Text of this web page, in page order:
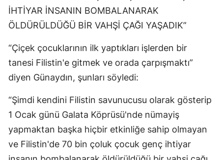
İHTİYAR İNSANIN BOMBALANARAK
ÖLDÜRÜLDÜĞÜ BİR VAHŞİ ÇAĞI YAŞADIK”
“Çiçek çocuklarının ilk yaptıkları işlerden bir
tanesi Filistin'e gitmek ve orada çarpışmaktı”
diyen Günaydın, şunları söyledi:
“Şimdi kendini Filistin savunucusu olarak gösterip
1 Ocak günü Galata Köprüsü'nde nümayiş
yapmaktan başka hiçbir etkinliğe sahip olmayan
ve Filistin'de 70 bin çoluk çocuk genç ihtiyar